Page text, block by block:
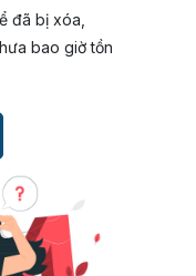
đã bị xóa,
bao giờ tồn